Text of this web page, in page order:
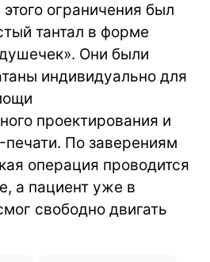
ограничения был
тантал в форме
Они были
индивидуально для
проектирования и
печати. По заверениям
операция проводится
а пациент уже в
свободно двигать